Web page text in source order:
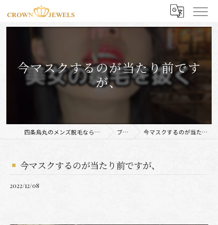
今マスクするのが当たり前です
が、
四条烏丸のメンズ脱毛ならCROWN JEWELS ブログ 今マスクするのが当たり前ですが、
今マスクするのが当たり前ですが、
2022/12/08